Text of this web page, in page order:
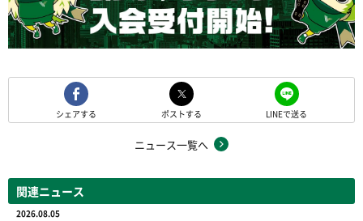
シェアする ポストする LINEで送る
ニュース一覧へ
関連ニュース
2026.08.05